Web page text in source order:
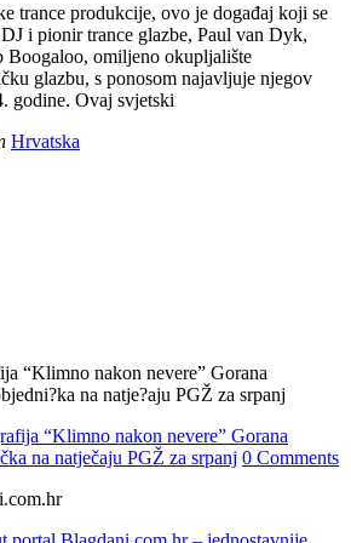
trance produkcije, ovo je događaj koji se
i pionir trance glazbe, Paul van Dyk,
Boogaloo, omiljeno okupljalište
glazbu, s ponosom najavljuje njegov
godine. Ovaj svjetski
Hrvatska
“Klimno nakon nevere” Gorana
na natječaju PGŽ za srpanj 0 Comments